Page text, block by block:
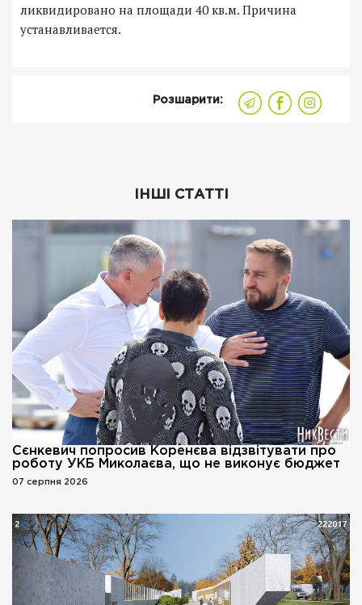
ликвидировано на площади 40 кв.м. Причина
устанавливается.
Розшарити:
ІНШІ СТАТТІ
Сєнкевич попросив Коренєва відзвітувати про
роботу УКБ Миколаєва, що не виконує бюджет
07 серпня 2026